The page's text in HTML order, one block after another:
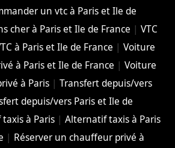
un vtc à Paris et Ile de
cher à Paris et Ile de France |VTC
à Paris et Ile de France |Voiture
à Paris et Ile de France |Voiture
à Paris| Transfert depuis/vers
depuis/vers Paris et Ile de
à Paris |Alternatif taxis à Paris
| Réserver un chauffeur privé à